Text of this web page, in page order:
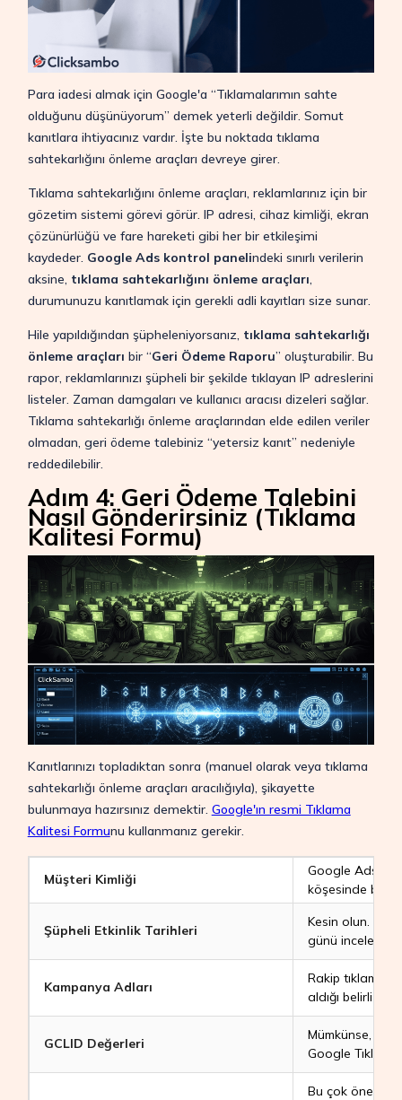
Para iadesi almak için Google'a “Tıklamalarımın sahte
olduğunu düşünüyorum” demek yeterli değildir. Somut
kanıtlara ihtiyacınız vardır. İşte bu noktada tıklama
sahtekarlığını önleme araçları devreye girer.
Tıklama sahtekarlığını önleme araçları, reklamlarınız için bir
gözetim sistemi görevi görür. IP adresi, cihaz kimliği, ekran
çözünürlüğü ve fare hareketi gibi her bir etkileşimi
kaydeder. Google Ads kontrol panelindeki sınırlı verilerin
aksine, tıklama sahtekarlığını önleme araçları,
durumunuzu kanıtlamak için gerekli adli kayıtları size sunar.
Hile yapıldığından şüpheleniyorsanız, tıklama sahtekarlığı
önleme araçları bir “Geri Ödeme Raporu” oluşturabilir. Bu
rapor, reklamlarınızı şüpheli bir şekilde tıklayan IP adreslerini
listeler. Zaman damgaları ve kullanıcı aracısı dizeleri sağlar.
Tıklama sahtekarlığı önleme araçlarından elde edilen veriler
olmadan, geri ödeme talebiniz “yetersiz kanıt” nedeniyle
reddedilebilir.
Adım 4: Geri Ödeme Talebini
Nasıl Gönderirsiniz (Tıklama
Kalitesi Formu)
Kanıtlarınızı topladıktan sonra (manuel olarak veya tıklama
sahtekarlığı önleme araçları aracılığıyla), şikayette
bulunmaya hazırsınız demektir. Google'ın resmi Tıklama
Kalitesi Formunu kullanmanız gerekir.
Müşteri Kimliği
Google Ads
köşesinde
Şüpheli Etkinlik Tarihleri
Kesin olun.
günü inceler.
Kampanya Adları
Rakip tıklama
aldığı belirli
GCLID Değerleri
Mümkünse,
Google
Bu çok